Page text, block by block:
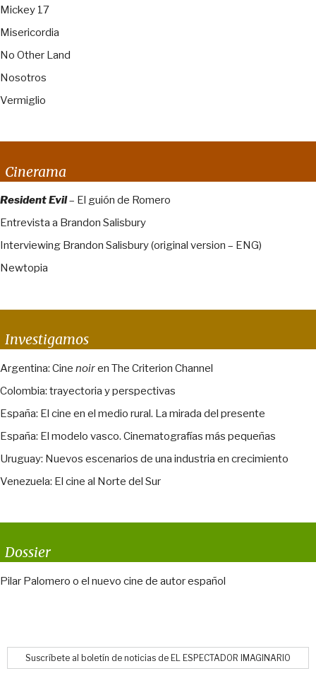
Mickey 17
Misericordia
No Other Land
Nosotros
Vermiglio
Cinerama
Resident Evil– El guión de Romero
Entrevista a Brandon Salisbury
Interviewing Brandon Salisbury (original version – ENG)
Newtopia
Investigamos
Argentina: Cine noiren The Criterion Channel
Colombia: trayectoria y perspectivas
España: El cine en el medio rural. La mirada del presente
España: El modelo vasco. Cinematografías más pequeñas
Uruguay: Nuevos escenarios de una industria en crecimiento
Venezuela: El cine al Norte del Sur
Dossier
Pilar Palomero o el nuevo cine de autor español
Suscríbete al boletín de noticias de EL ESPECTADOR IMAGINARIO